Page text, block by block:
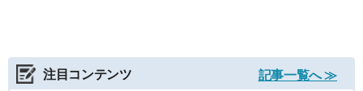
注目コンテンツ
記事一覧へ ≫